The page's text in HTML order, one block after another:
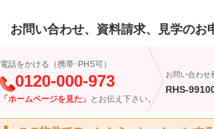
お問い合わせ、資料請求、見学のお
電話をかける（携帯･PHS可）
0120-000-973
「ホームページを見た」 とお伝え下さい。
お問い合わせ
RHS-